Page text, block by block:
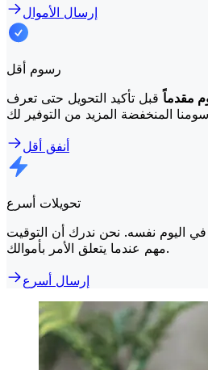
إرسال الأموال
رسوم أقل
مقدماًقبل تأكيد التحويل حتى تعرف
أنفق أقل
تحويلات أسرع
في اليوم نفسه. نحن ندرك أن التوقيت
مهم عندما يتعلق الأمر بأموالك.
إرسال أسرع